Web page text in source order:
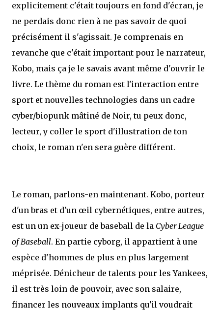
explicitement c'était toujours en fond d'écran, je
ne perdais donc rien à ne pas savoir de quoi
précisément il s'agissait. Je comprenais en
revanche que c'était important pour le narrateur,
Kobo, mais ça je le savais avant même d'ouvrir le
livre. Le thème du roman est l'interaction entre
sport et nouvelles technologies dans un cadre
cyber/biopunk mâtiné de Noir, tu peux donc,
lecteur, y coller le sport d'illustration de ton
choix, le roman n'en sera guère différent.
Le roman, parlons-en maintenant. Kobo, porteur
d'un bras et d'un œil cybernétiques, entre autres,
est un un ex-joueur de baseball de la Cyber League
of Baseball. En partie cyborg, il appartient à une
espèce d'hommes de plus en plus largement
méprisée. Dénicheur de talents pour les Yankees,
il est très loin de pouvoir, avec son salaire,
financer les nouveaux implants qu'il voudrait